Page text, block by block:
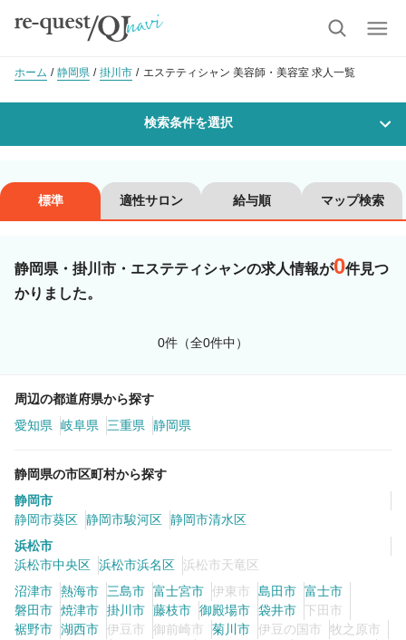
ホーム 静岡県 掛川市 エステティシャン 美容師・美容室 求人一覧
検索条件を選択
沿線・駅を選択 市区町村を選択
掛川市
美容師スタイリスト
カラーリスト
ヘアメイク・美容部員
ネイリスト
講師・インストラクター
雇用形態
標準 適性サロン 給与順 マップ検索
静岡県・掛川市・エステティシャンの求人情報が0件見つ
かりました。
0件（全0件中）
周辺の都道府県から探す
愛知県
岐阜県 三重県 静岡県
静岡県の市区町村から探す
静岡市
静岡市葵区 静岡市駿河区 静岡市清水区
浜松市
浜松市中央区 浜松市浜名区
浜松市天竜区
沼津市 熱海市 三島市 富士宮市 伊東市 島田市 富士市
磐田市 焼津市 掛川市 藤枝市 御殿場市 袋井市
下田市
裾野市 湖西市 伊豆市 御前崎市 菊川市 伊豆の国市
牧之原市